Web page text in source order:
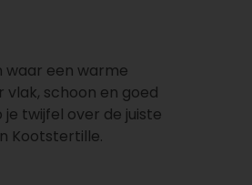
waar een warme
vlak, schoon en goed
twijfel over de juiste
Kootstertille.